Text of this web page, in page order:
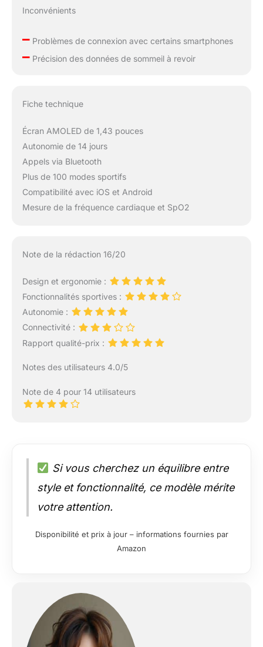
Inconvénients
–Problèmes de connexion avec certains smartphones
–Précision des données de sommeil à revoir
Fiche technique
Écran AMOLED de 1,43 pouces
Autonomie de 14 jours
Appels via Bluetooth
Plus de 100 modes sportifs
Compatibilité avec iOS et Android
Mesure de la fréquence cardiaque et SpO2
Note de la rédaction 16/20
Design et ergonomie :
Fonctionnalités sportives :
Autonomie :
Connectivité :
Rapport qualité-prix :
Notes des utilisateurs 4.0/5
Note de 4 pour 14 utilisateurs
Si vous cherchez un équilibre entre
style et fonctionnalité, ce modèle mérite
votre attention.
Disponibilité et prix à jour – informations fournies par
Amazon